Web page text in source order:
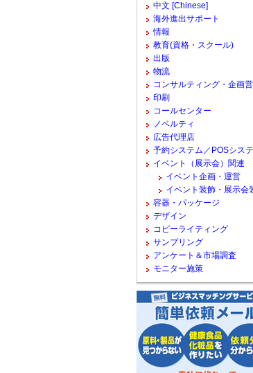
中文 [Chinese]
海外進出サポート
情報
教育(資格・スクール)
出版
物流
コンサルティング・企画
印刷
コールセンター
ノベルティ
広告代理店
予約システム／POSシス
イベント（展示会）関連
イベント企画・運営
イベント装飾・展示会
容器・パッケージ
デザイン
コピーライティング
サンプリング
アンケート＆市場調査
モニター施策